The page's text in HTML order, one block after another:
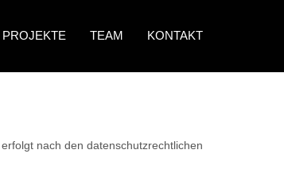
PROJEKTE TEAM KONTAKT
nach den datenschutzrechtlichen